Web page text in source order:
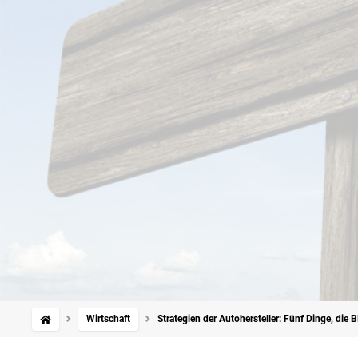
Wirtschaft Strategien der Autohersteller: Fünf Dinge, die